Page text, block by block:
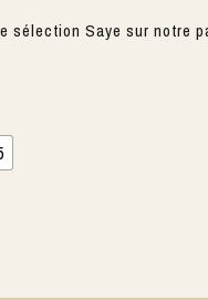
sélection Saye sur notre